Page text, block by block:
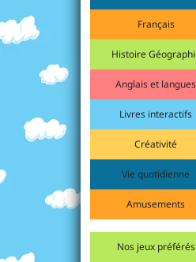
Français
Histoire
Anglais et langues
Livres interactifs
Créativité
Vie quotidienne
Amusements
Nos jeux préférés